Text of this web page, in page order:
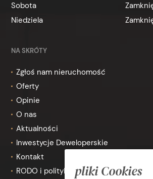
Sobota
Niedziela
NA SKRÓTY
Zgłoś nam nieruchomość
Oferty
Opinie
O nas
Aktualności
Inwestycje Deweloperskie
Kontakt
RODO i polityka prywatności
pliki Cookies